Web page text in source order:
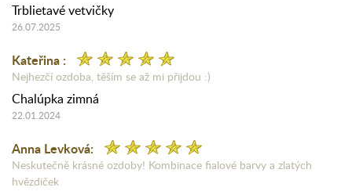
Trblietavé vetvičky
26.07.2025
Kateřina :
Nejhezčí ozdoba, těším se až mi přijdou :)
Chalúpka zimná
22.01.2024
Anna Levková:
Neskutečně krásné ozdoby! Kombinace fialové barvy a zlatých
hvězdiček